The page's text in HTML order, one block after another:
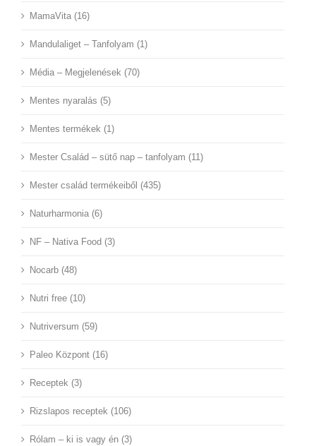
MamaVita (16)
Mandulaliget – Tanfolyam (1)
Média – Megjelenések (70)
Mentes nyaralás (5)
Mentes termékek (1)
Mester Család – sütő nap – tanfolyam (11)
Mester család termékeiből (435)
Naturharmonia (6)
NF – Nativa Food (3)
Nocarb (48)
Nutri free (10)
Nutriversum (59)
Paleo Központ (16)
Receptek (3)
Rizslapos receptek (106)
Rólam – ki is vagy én (3)